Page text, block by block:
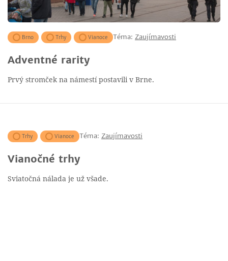
Brno Trhy Vianoce Téma: Zaujímavosti
Adventné rarity
Prvý stromček na námestí postavili v Brne.
Trhy Vianoce Téma: Zaujímavosti
Vianočné trhy
Sviatočná nálada je už všade.